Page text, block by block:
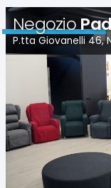
Negozio
P.tta Giovanelli 46,